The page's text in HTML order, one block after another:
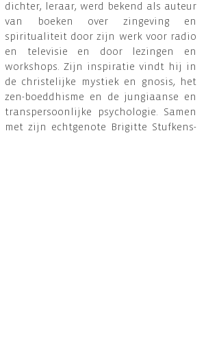
dichter, leraar, werd bekend als auteur
van boeken over zingeving en
spiritualiteit door zijn werk voor radio
en televisie en door lezingen en
workshops. Zijn inspiratie vindt hij in
de christelijke mystiek en gnosis, het
zen-boeddhisme en de jungiaanse en
transpersoonlijke psychologie. Samen
met zijn echtgenote Brigitte Stufkens-